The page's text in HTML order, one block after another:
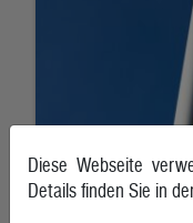
Diese Webseite
Details finden Sie in